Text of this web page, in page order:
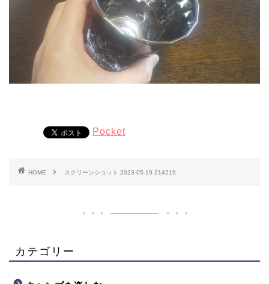
Pocket
HOME スクリーンショット 2023-05-19 214219
カテゴリー